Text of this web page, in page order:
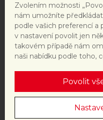
Zvolením možnosti
nám umožníte
podle vašich preferencí
v nastavení povolit jen
takovém případě nám
naši nabídku podle toho,
Povolit
Obchodní
Tento web je chráněn
smluvní